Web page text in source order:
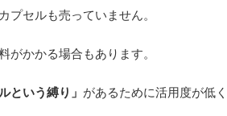
プセルも売っていません。
がかかる場合もあります。
という縛り」 があるために活用度が低く